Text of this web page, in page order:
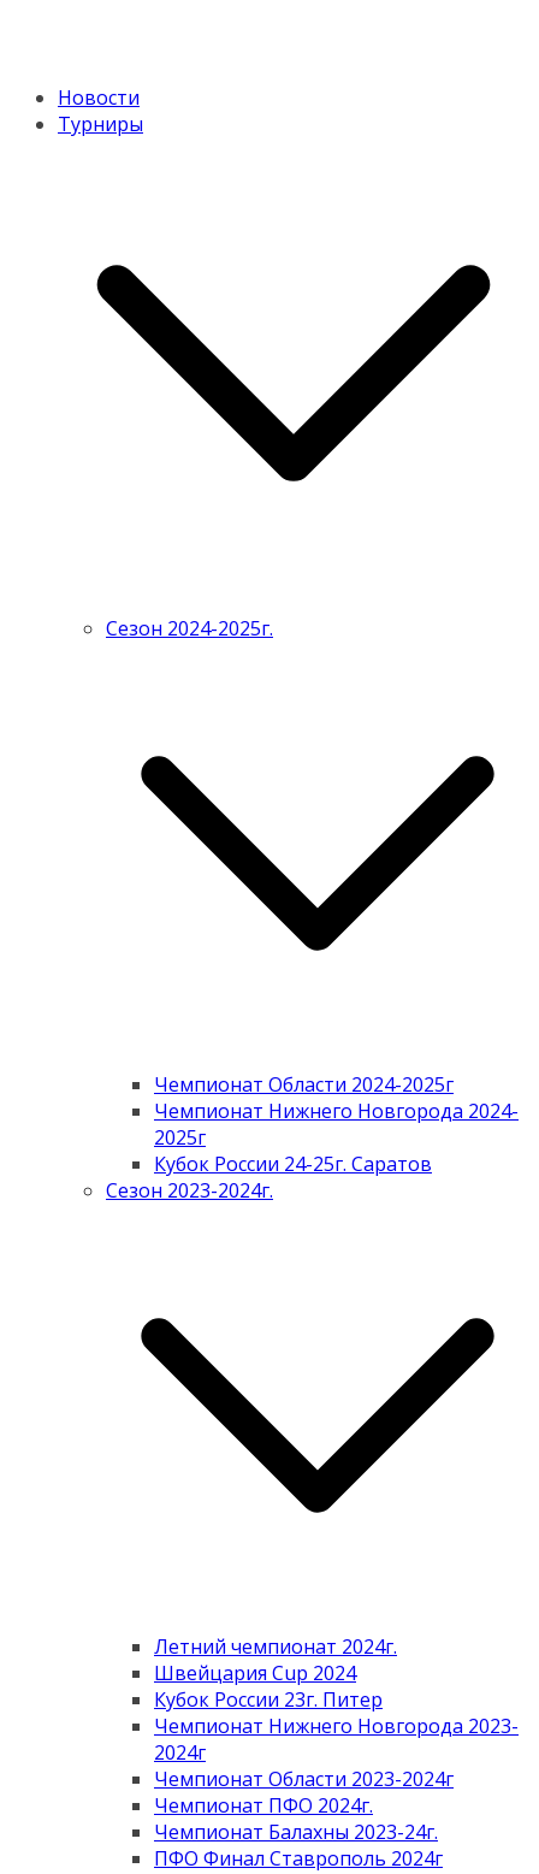
Новости
Турниры
Сезон 2024-2025г.
Чемпионат Области 2024-2025г
Чемпионат Нижнего Новгорода 2024-
2025г
Кубок России 24-25г. Саратов
Сезон 2023-2024г.
Летний чемпионат 2024г.
Швейцария Cup 2024
Кубок России 23г. Питер
Чемпионат Нижнего Новгорода 2023-
2024г
Чемпионат Области 2023-2024г
Чемпионат ПФО 2024г.
Чемпионат Балахны 2023-24г.
ПФО Финал Ставрополь 2024г